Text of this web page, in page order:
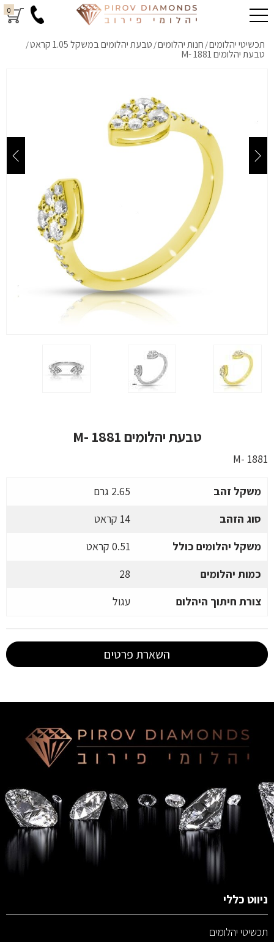
0
תכשיטי יהלומים/ חנות יהלומים/ טבעת יהלומים במשקל 1.05 קראט /
טבעת יהלומים M- 1881
טבעת יהלומים M- 1881
M- 1881
משקל זהב
2.65 גרם
סוג הזהב
14 קראט
משקל יהלומים כולל
0.51 קראט
כמות יהלומים
28
צורת חיתוך היהלום
עגול
השארת פרטים
ניווט כללי
תכשיטי יהלומים